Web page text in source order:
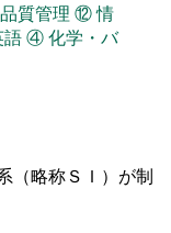
品質管理 ⑫情
語④化学・バ
（略称ＳＩ）が制